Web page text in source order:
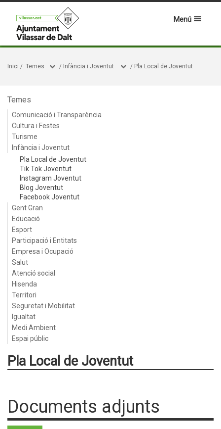
Menú
Inici / Temes / Infància i Joventut / Pla Local de Joventut
Temes
Comunicació i Transparència
Cultura i Festes
Turisme
Infància i Joventut
Pla Local de Joventut
Tik Tok Joventut
Instagram Joventut
Blog Joventut
Facebook Joventut
Gent Gran
Educació
Esport
Participació i Entitats
Empresa i Ocupació
Salut
Atenció social
Hisenda
Territori
Seguretat i Mobilitat
Igualtat
Medi Ambient
Espai públic
Pla Local de Joventut
Documents adjunts